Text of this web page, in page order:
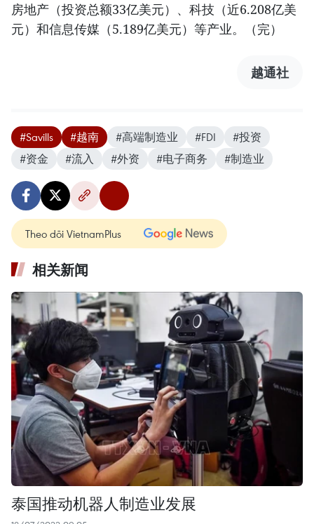
房地产（投资总额33亿美元）、科技（近6.208亿美
元）和信息传媒（5.189亿美元）等产业。（完）
越通社
#Savills #越南 #高端制造业 #FDI
#投资
#资金
#流入 #外资 #电子商务 #制造业
Theo dõi VietnamPlus
相关新闻
泰国推动机器人制造业发展